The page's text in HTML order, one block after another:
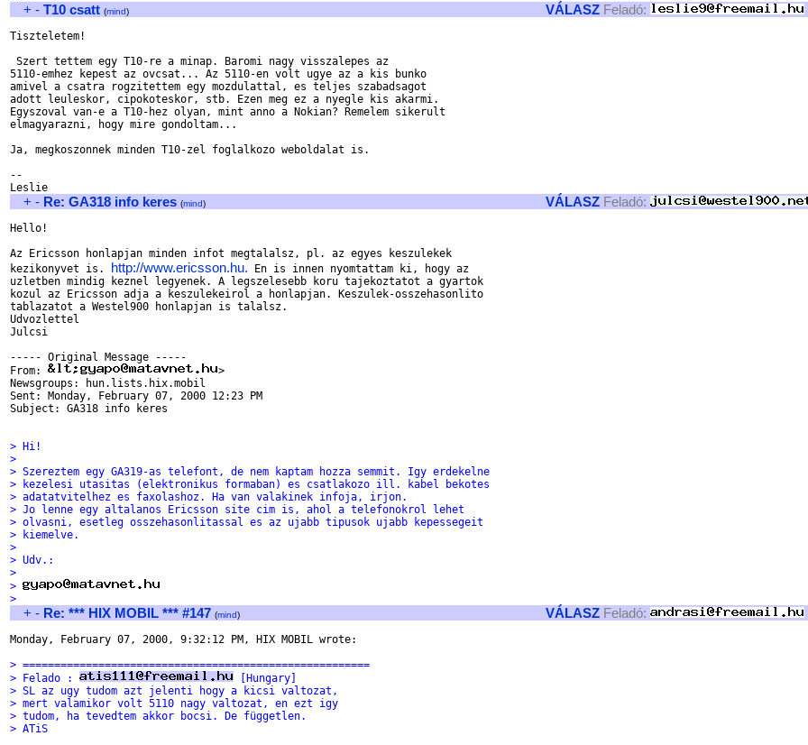
+ - T10 csatt (mind) VÁLASZ Feladó:
Tiszteletem!
Szert tettem egy T10-re a minap. Baromi nagy visszalepes az
5110-emhez kepest az ovcsat... Az 5110-en volt ugye az a kis bunko
amivel a csatra rogzitettem egy mozdulattal, es teljes szabadsagot
adott leuleskor, cipokoteskor, stb. Ezen meg ez a nyegle kis akarmi.
Egyszoval van-e a T10-hez olyan, mint anno a Nokian? Remelem sikerult
elmagyarazni, hogy mire gondoltam...
Ja, megkoszonnek minden T10-zel foglalkozo weboldalat is.
--
+ - Re: GA318 info keres (mind) VÁLASZ Feladó:
Hello!
Az Ericsson honlapjan minden infot megtalalsz, pl. az egyes keszulekek
kezikonyvet is. http://www.ericsson.hu. En is innen nyomtattam ki, hogy az
uzletben mindig keznel legyenek. A legszelesebb koru tajekoztatot a gyartok
kozul az Ericsson adja a keszulekeirol a honlapjan. Keszulek-osszehasonlito
tablazatot a Westel900 honlapjan is talalsz.
Udvozlettel
Julcsi
----- Original Message -----
From:
>
Newsgroups: hun.lists.hix.mobil
Sent: Monday, February 07, 2000 12:23 PM
Subject: GA318 info keres
> Hi!
>
> Szereztem egy GA319-as telefont, de nem kaptam hozza semmit. Igy erdekelne
> kezelesi utasitas (elektronikus formaban) es csatlakozo ill. kabel bekotes
> adatatvitelhez es faxolashoz. Ha van valakinek infoja, irjon.
> Jo lenne egy altalanos Ericsson site cim is, ahol a telefonokrol lehet
> olvasni, esetleg osszehasonlitassal es az ujabb tipusok ujabb kepessegeit
> kiemelve.
>
> Udv.:
>
>
>
+ - Re: *** HIX MOBIL *** #147 (mind) VÁLASZ Feladó:
Monday, February 07, 2000, 9:32:12 PM, HIX MOBIL wrote:
> =======================================================
> Felado :
[Hungary]
> SL az ugy tudom azt jelenti hogy a kicsi valtozat,
> mert valamikor volt 5110 nagy valtozat, en ezt igy
> tudom, ha tevedtem akkor bocsi. De független.
> ATiS